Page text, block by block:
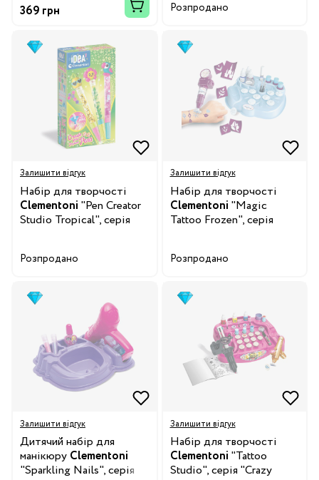
369 грн
Розпродано
Залишити відгук
Набір для творчості
Clementoni "Pen Creator
Studio Tropical", серія
Розпродано
Залишити відгук
Набір для творчості
Clementoni "Magic
Tattoo Frozen", серія
Розпродано
Залишити відгук
Дитячий набір для
манікюру Clementoni
"Sparkling Nails", серія
Залишити відгук
Набір для творчості
Clementoni "Tattoo
Studio", серія "Crazy